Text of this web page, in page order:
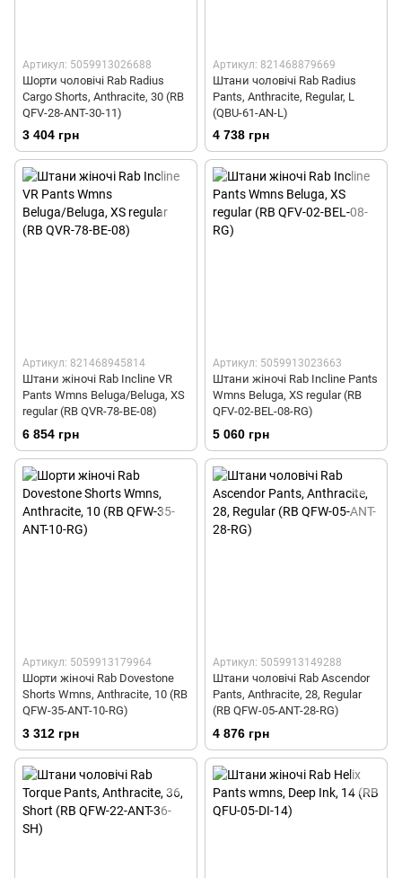
Артикул: 5059913026688
Шорти чоловічі Rab Radius
Cargo Shorts, Anthracite, 30 (RB
QFV-28-ANT-30-11)
3 404 грн
Артикул: 821468879669
Штани чоловічі Rab Radius
Pants, Anthracite, Regular, L
(QBU-61-AN-L)
4 738 грн
Артикул: 821468945814
Штани жіночі Rab Incline VR
Pants Wmns Beluga/Beluga, XS
regular (RB QVR-78-BE-08)
6 854 грн
Артикул: 5059913023663
Штани жіночі Rab Incline Pants
Wmns Beluga, XS regular (RB
QFV-02-BEL-08-RG)
5 060 грн
Артикул: 5059913179964
Шорти жіночі Rab Dovestone
Shorts Wmns, Anthracite, 10 (RB
QFW-35-ANT-10-RG)
3 312 грн
Артикул: 5059913149288
Штани чоловічі Rab Ascendor
Pants, Anthracite, 28, Regular
(RB QFW-05-ANT-28-RG)
4 876 грн